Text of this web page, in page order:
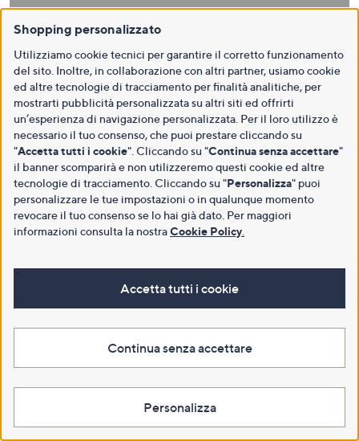
Shopping personalizzato
Utilizziamo cookie tecnici per garantire il corretto funzionamento
del sito. Inoltre, in collaborazione con altri partner, usiamo cookie
ed altre tecnologie di tracciamento per finalità analitiche, per
mostrarti pubblicità personalizzata su altri siti ed offrirti
un’esperienza di navigazione personalizzata. Per il loro utilizzo è
necessario il tuo consenso, che puoi prestare cliccando su
"Accetta tutti i cookie". Cliccando su "Continua senza accettare"
il banner scomparirà e non utilizzeremo questi cookie ed altre
tecnologie di tracciamento. Cliccando su "Personalizza" puoi
personalizzare le tue impostazioni o in qualunque momento
revocare il tuo consenso se lo hai già dato. Per maggiori
informazioni consulta la nostraCookie Policy
Accetta tutti i cookie
Continua senza accettare
Personalizza